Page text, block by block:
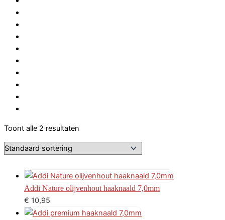
Toont alle 2 resultaten
Addi Nature olijvenhout haaknaald 7,0mm
€ 10,95